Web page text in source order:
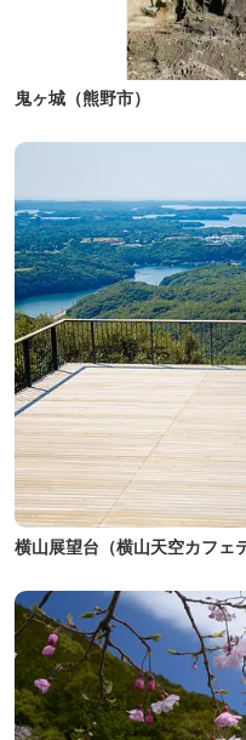
鬼ヶ城（熊野市）
横山展望台（横山天空カフェ